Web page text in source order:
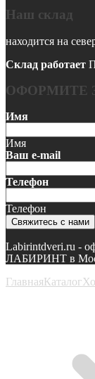
Наш склад
находится на
Склад работает
ОФОРМИТЕ
Имя
Имя
Ваш e-mail
Телефон
Телефон
Свяжитесь с нами
Labirintdveri.ru -
ЛАБИРИНТ в
Главная Каталог